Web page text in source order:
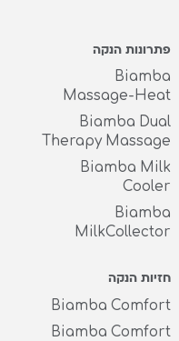
פתרונות הנקה
Biamba
Massage-Heat
Biamba Dual
Therapy Massage
Biamba Milk
Cooler
Biamba
MilkCollector
חזיות הנקה
Biamba Comfort
Biamba Comfort